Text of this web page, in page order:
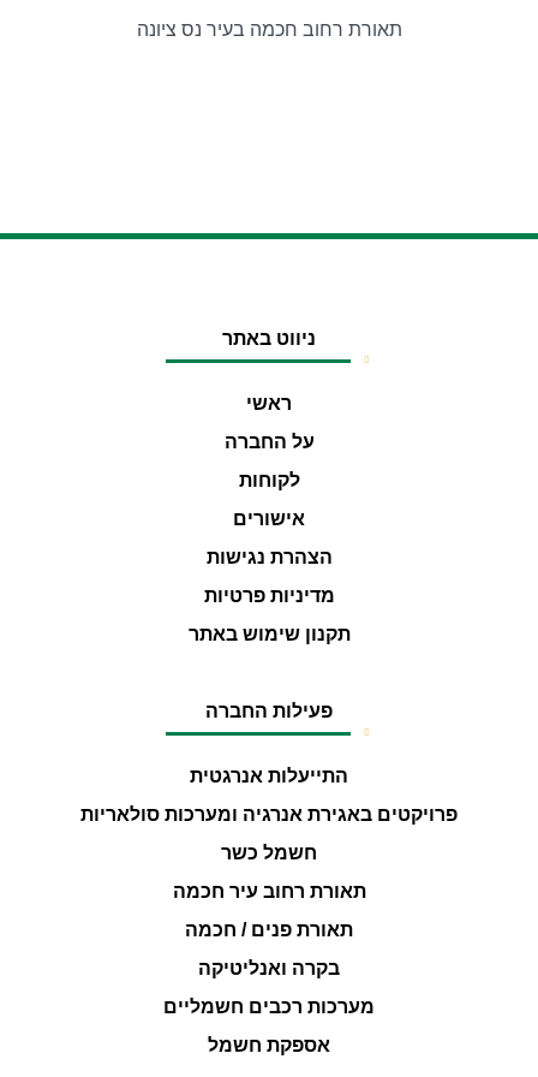
תאורת רחוב חכמה בעיר נס ציונה
ניווט באתר
ראשי
על החברה
לקוחות
אישורים
הצהרת נגישות
מדיניות פרטיות
תקנון שימוש באתר
פעילות החברה
התייעלות אנרגטית
פרויקטים באגירת אנרגיה ומערכות סולאריות
חשמל כשר
תאורת רחוב עיר חכמה
תאורת פנים / חכמה
בקרה ואנליטיקה
מערכות רכבים חשמליים
אספקת חשמל